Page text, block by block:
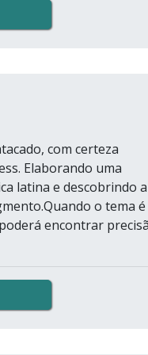
com certeza
Elaborando uma
latina e descobrindo a
o tema é
encontrar